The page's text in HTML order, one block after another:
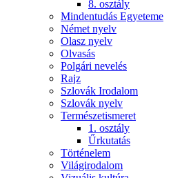
8. osztály
Mindentudás Egyeteme
Német nyelv
Olasz nyelv
Olvasás
Polgári nevelés
Rajz
Szlovák Irodalom
Szlovák nyelv
Természetismeret
1. osztály
Űrkutatás
Történelem
Világirodalom